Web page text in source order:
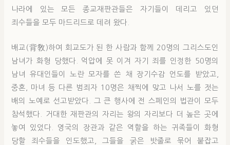
나라에 있는 모든 종교재판관들은 자기들이 데리고 있던
죄수들을 모두 마드리드로 데려 왔다.
배교(背敎)하여 회교도가 된 한 사람과 함께 20명의 그리스도인
남녀가 화형 당했다. 억압에 못 이겨 자기 죄를 인정한 50명의
남녀 유대인들이 노란 모자를 쓴 채 장기수감 언도를 받았고,
중혼, 마녀 등 다른 범죄자 10명은 채찍에 맞고 나서 노를 젓는
배의 노예로 선고받았다. 그 큰 행사에 전 스페인의 법관이 모두
참석했다. 거대한 재판관의 자리는 왕의 자리보다 더 높은 곳에
놓여 있었다. 영국의 장관과 같은 역할을 하는 귀족들이 화형
당할 죄수들을 인도했고, 그들을 굵은 밧줄로 묶어 붙잡고